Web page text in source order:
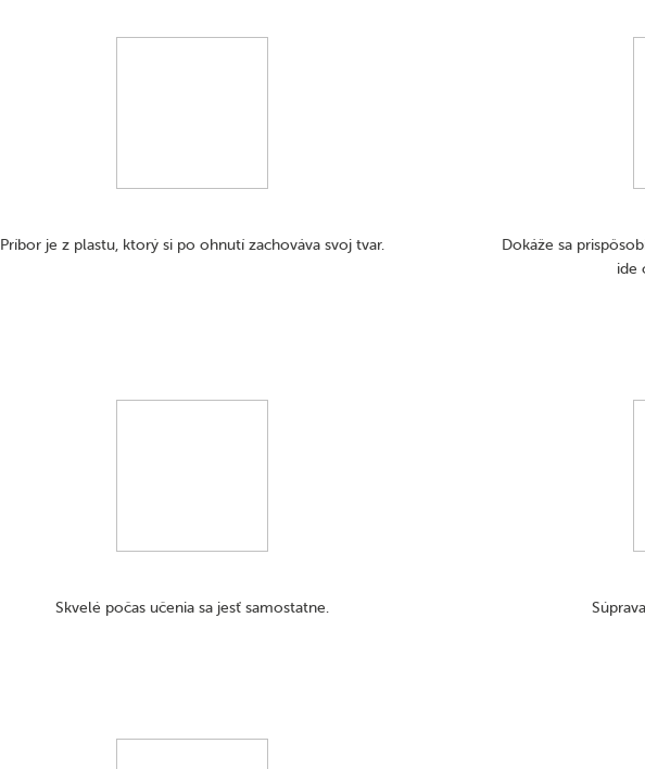
Príbor je z plastu, ktorý si po ohnutí zachováva svoj tvar.
Dokáže sa
ide
Skvelé počas učenia sa jesť samostatne.